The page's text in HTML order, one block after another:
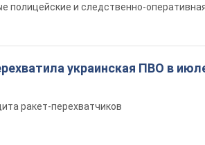
полицейские и следственно-
украинская ПВО в
ракет-перехватчиков